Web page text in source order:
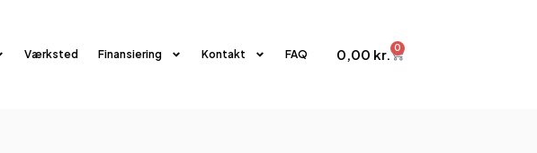
Værksted Finansiering Kontakt FAQ 0,00 kr. 0